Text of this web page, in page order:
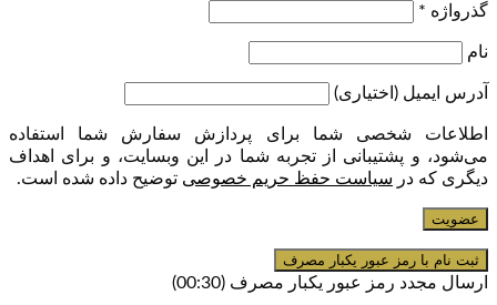
گذرواژه *
نام
آدرس ایمیل (اختیاری)
اطلاعات شخصی شما برای پردازش سفارش شما استفاده
می‌شود، و پشتیبانی از تجربه شما در این وبسایت، و برای اهداف
دیگری که در سیاست حفظ حریم خصوصی توضیح داده شده است.
عضویت
ارسال مجدد رمز عبور یکبار مصرف (00:
30
)